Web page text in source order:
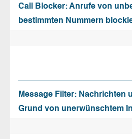
Call Blocker: Anrufe von
bestimmten Nummern
Message Filter: Nachrichten
Grund von unerwünschtem